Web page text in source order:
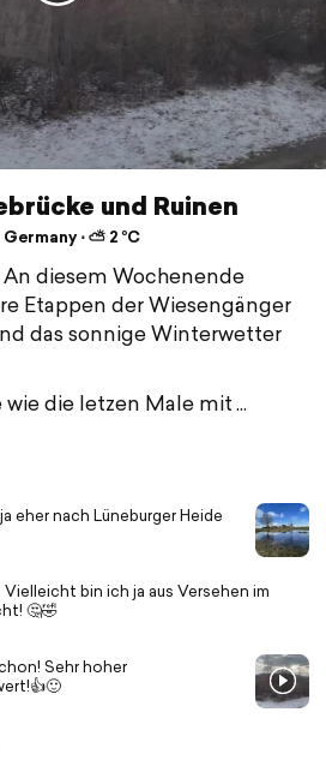
und Ruinen
⋅ ⛅ 2 °C
diesem Wochenende
Etappen der Wiesengänger
das sonnige Winterwetter
die letzen Male mit
eher nach Lüneburger Heide
Vielleicht bin ich ja aus Versehen im
🤔🤣
Sehr hoher